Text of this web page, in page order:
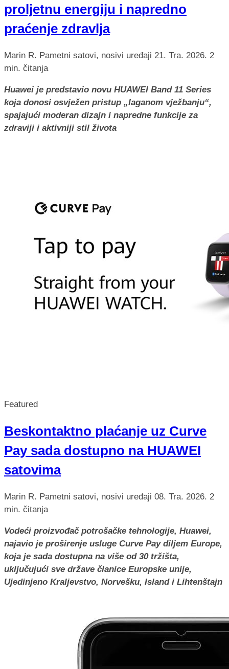
proljetnu energiju i napredno
praćenje zdravlja
Marin R. Pametni satovi, nosivi uređaji 21. Tra. 2026. 2
min. čitanja
Huawei je predstavio novu HUAWEI Band 11 Series
koja donosi osvježen pristup „laganom vježbanju“,
spajajući moderan dizajn i napredne funkcije za
zdraviji i aktivniji stil života
Featured
Beskontaktno plaćanje uz Curve
Pay sada dostupno na HUAWEI
satovima
Marin R. Pametni satovi, nosivi uređaji 08. Tra. 2026. 2
min. čitanja
Vodeći proizvođač potrošačke tehnologije, Huawei,
najavio je proširenje usluge Curve Pay diljem Europe,
koja je sada dostupna na više od 30 tržišta,
uključujući sve države članice Europske unije,
Ujedinjeno Kraljevstvo, Norvešku, Island i Lihtenštajn